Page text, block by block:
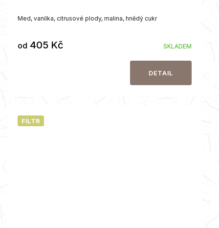
SKLADEM
od 405 Kč
DETAIL
Med, vanilka, citrusové plody, malina, hnědý cukr
FILTR